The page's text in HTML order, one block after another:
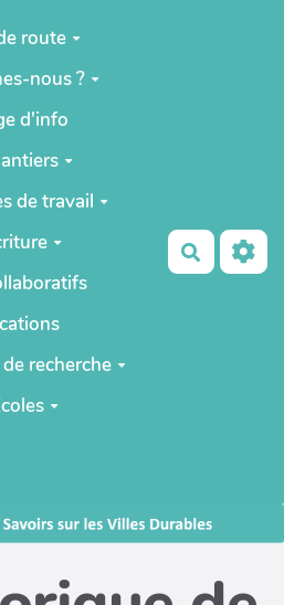
route
nous ?
d'info
de travail
recherche